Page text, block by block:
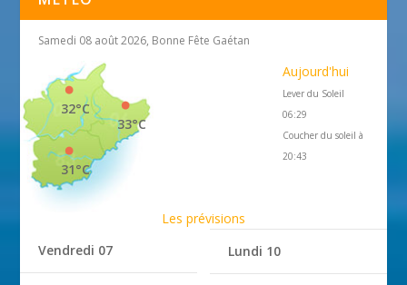
Samedi 08 août 2026, Bonne Fête Gaétan
33°C
32°C
31°C
Aujourd'hui
Lever du Soleil
06:29
Coucher du soleil à
20:43
Les prévisions
Vendredi 07
Lundi 10